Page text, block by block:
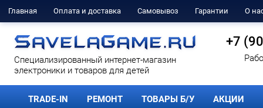
Главная Оплата и доставка Самовывоз Гарантии О
Cпециализированный интернет-магазин
электроники и товаров для детей
+7
TRADE-IN РЕМОНТ ТОВАРЫ Б/У АКЦИИ